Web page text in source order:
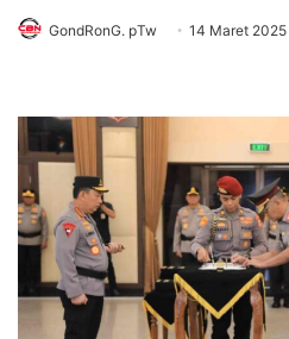
GondRonG. pTw 14 Maret 2025